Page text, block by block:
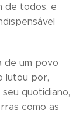
de todos, e
de um povo
lutou por,
quotidiano,
como as